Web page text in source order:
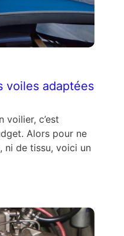
voiles adaptées
voilier, c’est
Alors pour ne
ni de tissu, voici un